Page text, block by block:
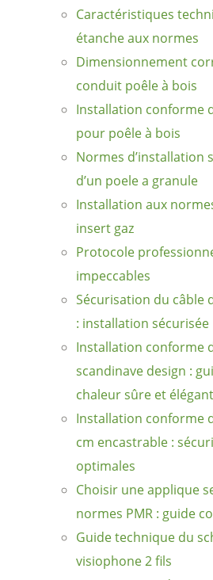
Caractéristiques
étanche aux normes
Dimensionnement
conduit poêle à bois
Installation conforme
pour poêle à bois
Normes d’installation
d’un poele a granule
Installation aux
insert gaz
Protocole
impeccables
Sécurisation du câble
: installation sécurisée
Installation conforme
scandinave design :
chaleur sûre et
Installation conforme
cm encastrable :
optimales
Choisir une applique
normes PMR : guide
Guide technique du
visiophone 2 fils